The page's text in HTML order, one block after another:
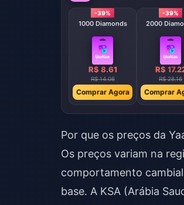
-39%
1000 Diamonds
R$ 8.61
R$ 14.08
Comprar Agora
-39%
2000
R$
R$ 28.16
Comprar
Por que os preços da
Os preços variam na
comportamento
base. A KSA (Arábia